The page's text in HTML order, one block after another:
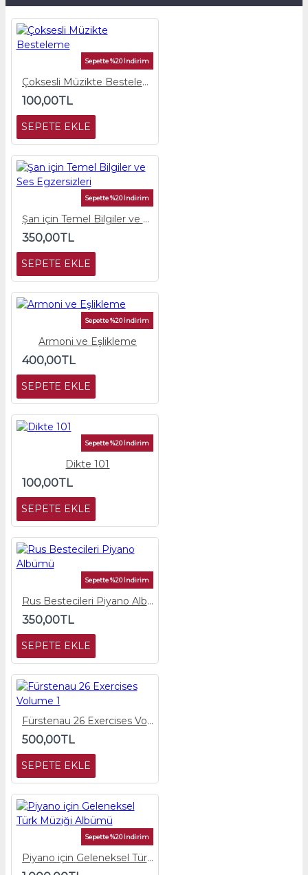
Sepette %20 İndirim
Çoksesli Müzikte Besteleme
100,00TL
SEPETE EKLE
Sepette %20 İndirim
Şan için Temel Bilgiler ve Ses Egzersizleri
350,00TL
SEPETE EKLE
Sepette %20 İndirim
Armoni ve Eşlikleme
400,00TL
SEPETE EKLE
Sepette %20 İndirim
Dikte 101
100,00TL
SEPETE EKLE
Sepette %20 İndirim
Rus Bestecileri Piyano Albümü
350,00TL
SEPETE EKLE
Fürstenau 26 Exercises Volume 1
500,00TL
SEPETE EKLE
Sepette %20 İndirim
Piyano için Geleneksel Türk Müziği Albümü